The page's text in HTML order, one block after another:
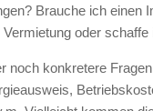
Brauche ich einen
Vermietung oder
noch konkretere